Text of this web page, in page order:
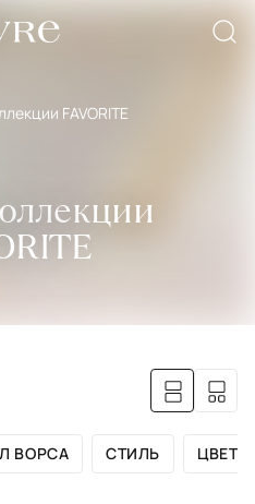
FAVORITE
ВОРСА СТИЛЬ ЦВЕТ